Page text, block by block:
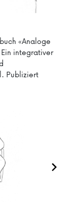
«Analoge
integrativer
Publiziert